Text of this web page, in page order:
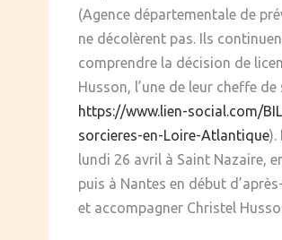
(Agence départementale de
ne décolèrent pas. Ils
comprendre la décision de
Husson, l’une de leur cheffe
https://www.lien-social.com/
sorcieres-en-Loire-Atlantique).
lundi 26 avril à Saint Nazaire,
puis à Nantes en début
et accompagner Christel